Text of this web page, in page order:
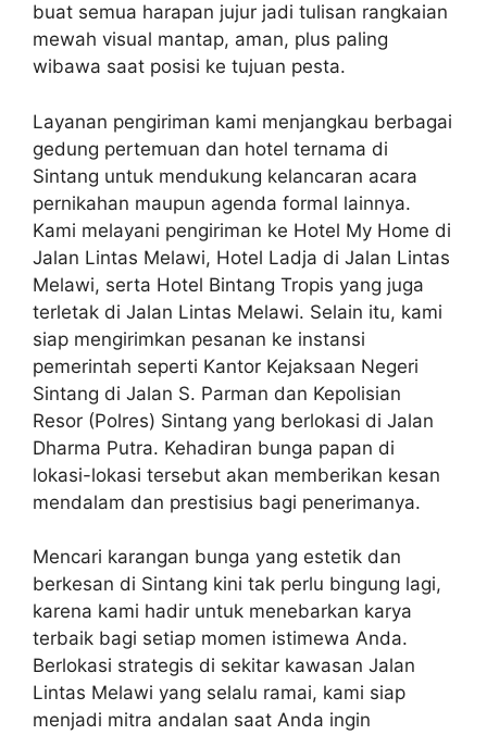
buat semua harapan jujur jadi tulisan rangkaian
mewah visual mantap, aman, plus paling
wibawa saat posisi ke tujuan pesta.
Layanan pengiriman kami menjangkau berbagai
gedung pertemuan dan hotel ternama di
Sintang untuk mendukung kelancaran acara
pernikahan maupun agenda formal lainnya.
Kami melayani pengiriman ke Hotel My Home di
Jalan Lintas Melawi, Hotel Ladja di Jalan Lintas
Melawi, serta Hotel Bintang Tropis yang juga
terletak di Jalan Lintas Melawi. Selain itu, kami
siap mengirimkan pesanan ke instansi
pemerintah seperti Kantor Kejaksaan Negeri
Sintang di Jalan S. Parman dan Kepolisian
Resor (Polres) Sintang yang berlokasi di Jalan
Dharma Putra. Kehadiran bunga papan di
lokasi-lokasi tersebut akan memberikan kesan
mendalam dan prestisius bagi penerimanya.
Mencari karangan bunga yang estetik dan
berkesan di Sintang kini tak perlu bingung lagi,
karena kami hadir untuk menebarkan karya
terbaik bagi setiap momen istimewa Anda.
Berlokasi strategis di sekitar kawasan Jalan
Lintas Melawi yang selalu ramai, kami siap
menjadi mitra andalan saat Anda ingin